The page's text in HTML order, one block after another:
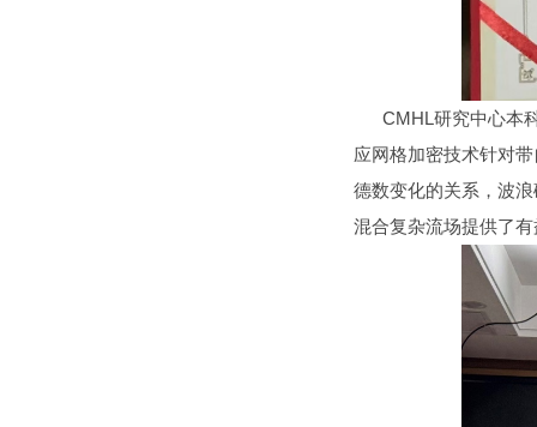
CMHL研究中心本科
应网格加密技术针对
德数变化的关系，波
混合复杂流场提供了